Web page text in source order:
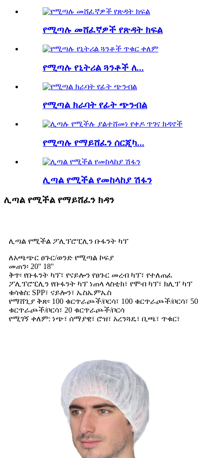
የሚጣሉ መሸፈኛዎች የጽዳት ክፍል
የሚጣሉ የኒትሪል ጓንቶች ለ...
የሚጣል ክራባት የፊት ጭንብል
የሚጣሉ የማይሸፈን ሰርጂካ...
ሊጣል የሚችል የመከላከያ ሽፋን
ሊጣል የሚችል የማይሸፈን ክዳን
ሊጣል የሚችል ፖሊፕሮፒሊን ቡፋንት ካፕ
ለአጫጭር ፀጉር/ወንድ የሚጣል ኮፍያ
መጠን፡ 20'' 18''
ቅጥ፡ የቡፋንት ካፕ፣ የናይሎን የፀጉር መረብ ካፕ፣ የተለጠፈ
ፖሊፕሮፒሊን የቡፋንት ካፕ ነጠላ ላስቲክ፣ የሞብ ካፕ፣ ክሊፕ ካፕ
ቁሳቁስ: SPP፣ ናይሎን፣ ኤስኤምኤስ
የማሸጊያ ቅጽ፡ 100 ቁርጥራጮች/ቦርሳ፣ 100 ቁርጥራጮች/ቦርሳ፣ 50
ቁርጥራጮች/ቦርሳ፣ 20 ቁርጥራጮች/ቦርሳ
የሚገኝ ቀለም: ነጭ፣ ሰማያዊ፣ ሮዝ፣ አረንጓዴ፣ ቢጫ፣ ጥቁር፣